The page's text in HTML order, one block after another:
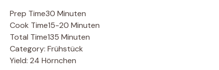
Prep Time30 Minuten
Cook Time15-20 Minuten
Total Time135 Minuten
Category: Frühstück
Yield: 24 Hörnchen